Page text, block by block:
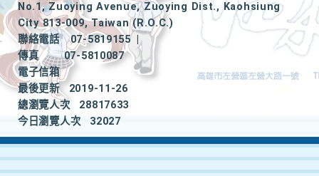
No.1, Zuoying Avenue, Zuoying Dist., Kaohsiung
City 813-009, Taiwan (R.O.C.)
聯絡電話
07-5819155
|
傳真
07-5810087
電子信箱
最後更新
2019-11-26
總瀏覽人次
28817633
今日瀏覽人次
32027